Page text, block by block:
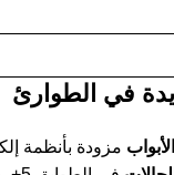
مزودة بأنظمة